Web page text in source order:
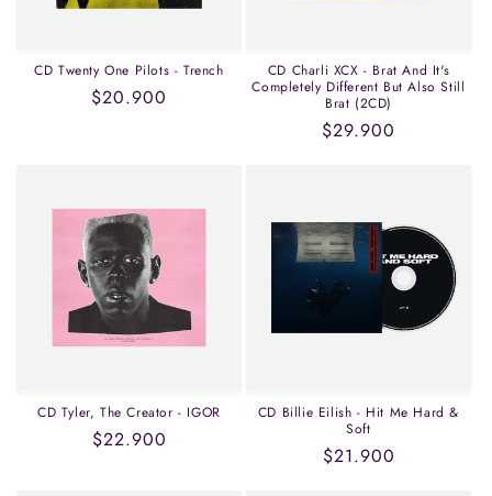
CD Twenty One Pilots - Trench
Precio
$20.900
CD Charli XCX - Brat And It's
Completely Different But Also Still
Brat (2CD)
Precio
$29.900
CD Tyler, The Creator - IGOR
Precio
$22.900
CD Billie Eilish - Hit Me Hard &
Soft
Precio
$21.900